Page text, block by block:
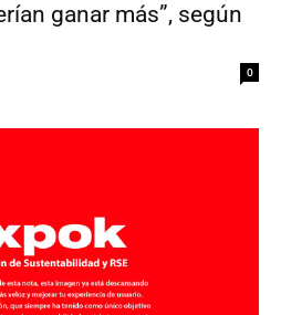
ganar más”, según
0